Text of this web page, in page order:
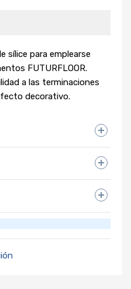
sílice para emplearse
FUTURFLOOR.
a las terminaciones
decorativo.